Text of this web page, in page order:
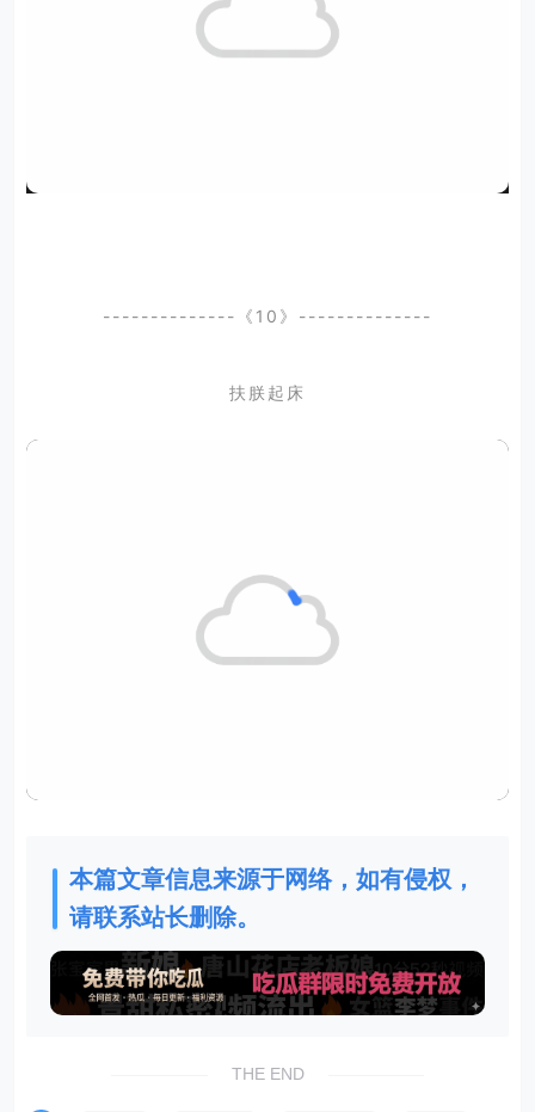
--------------《10》--------------
扶朕起床
本篇文章信息来源于网络，如有侵权，
请联系站长删除。
THE END